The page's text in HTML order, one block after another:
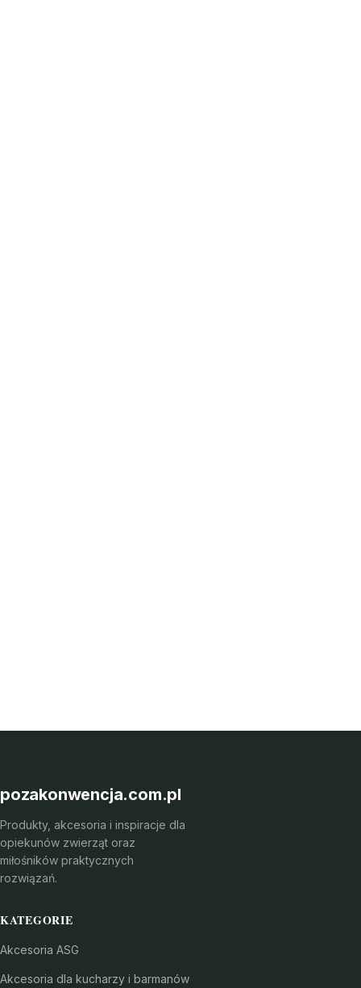
pozakonwencja.com.pl
Produkty, akcesoria i inspiracje dla
opiekunów zwierząt oraz
miłośników praktycznych
rozwiązań.
KATEGORIE
Akcesoria ASG
Akcesoria dla kucharzy i barmanów